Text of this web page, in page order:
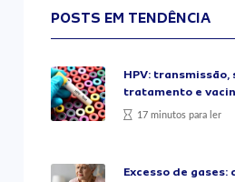
POSTS EM TENDÊNCIA
HPV: transmissão,
tratamento e
17 minutos para ler
Excesso de gases: